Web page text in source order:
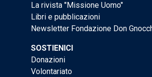
La rivista "Missione Uomo"
Libri e pubblicazioni
Newsletter Fondazione Don
SOSTIENICI
Donazioni
Volontariato